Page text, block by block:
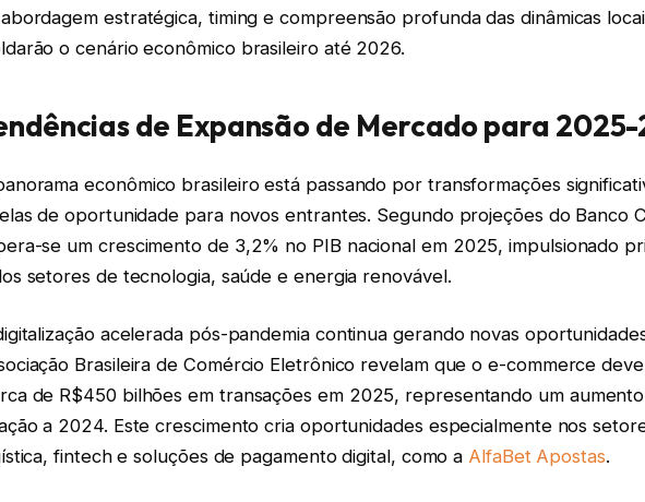
estratégica, timing e compreensão profunda das dinâmicas
o cenário econômico brasileiro até 2026.
de Expansão de Mercado para
econômico brasileiro está passando por transformações
de oportunidade para novos entrantes. Segundo projeções do Banco
se um crescimento de 3,2% no PIB nacional em 2025, impulsionado
setores de tecnologia, saúde e energia renovável.
acelerada pós-pandemia continua gerando novas
Brasileira de Comércio Eletrônico revelam que o e-commerce
de R$450 bilhões em transações em 2025, representando um
a 2024. Este crescimento cria oportunidades especialmente nos
fintech e soluções de pagamento digital, como a AlfaBet Apostas.